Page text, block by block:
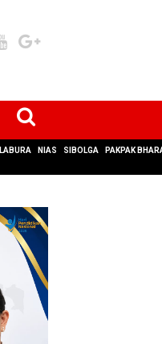
LABURA NIAS SIBOLGA PAKPAK